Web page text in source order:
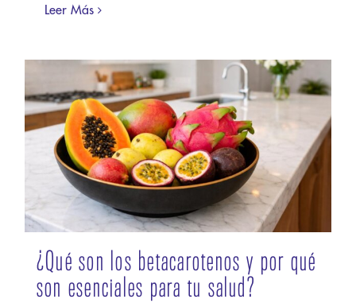
Leer Más
¿Qué son los betacarotenos y por qué
son esenciales para tu salud?